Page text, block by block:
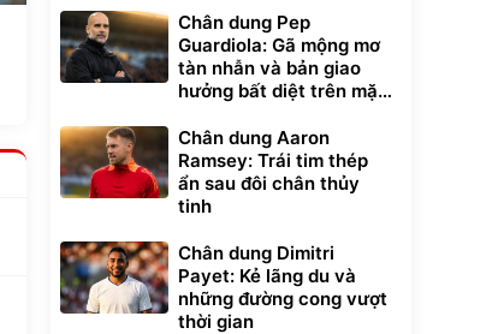
Chân dung Pep
Guardiola: Gã mộng mơ
tàn nhẫn và bản giao
hưởng bất diệt trên mặt
Chân dung Aaron
Ramsey: Trái tim thép
ẩn sau đôi chân thủy
tinh
Chân dung Dimitri
Payet: Kẻ lãng du và
những đường cong vượt
thời gian